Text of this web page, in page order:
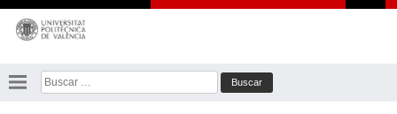
Saltar
contenido
Buscar: